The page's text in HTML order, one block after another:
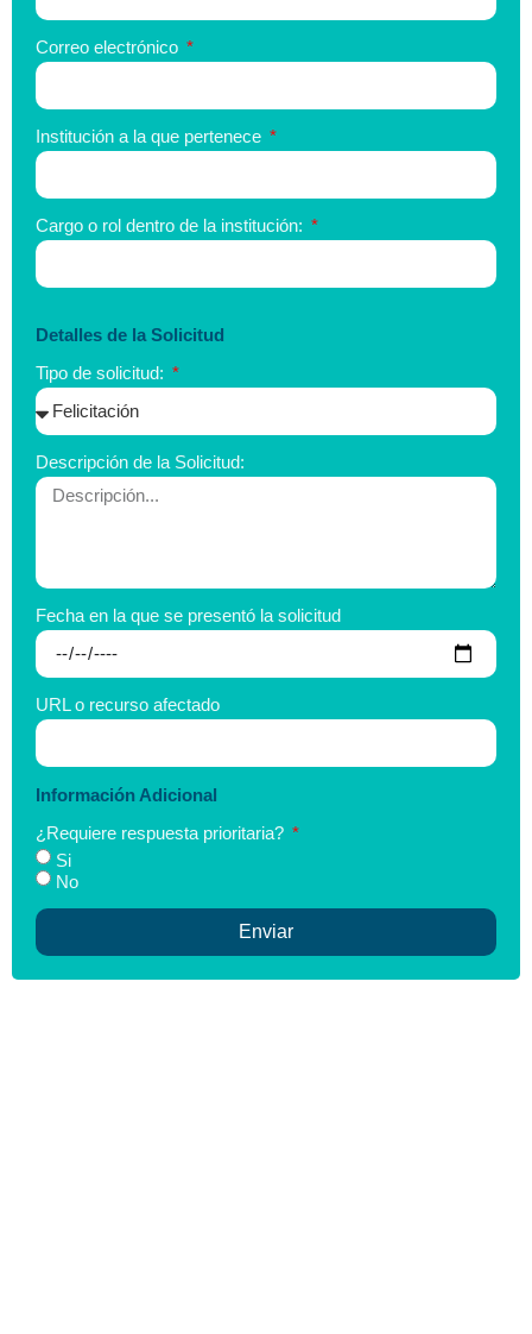
Correo electrónico
Institución a la que pertenece
Cargo o rol dentro de la institución:
Detalles de la Solicitud
Tipo de solicitud:
Descripción de la Solicitud:
Fecha en la que se presentó la solicitud
URL o recurso afectado
Información Adicional
¿Requiere respuesta prioritaria?
Si
No
Enviar